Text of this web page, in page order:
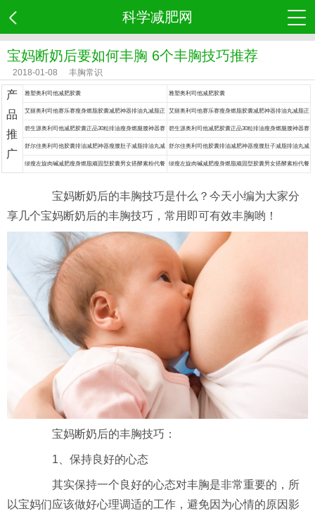
科学减肥网
宝妈断奶后要如何丰胸 6个丰胸技巧推荐
2018-01-08 丰胸常识
产
品
推
广
雅塑奥利司他减肥胶囊 雅塑奥利司他减肥胶囊
艾丽奥利司他赛乐赛瘦身燃脂胶囊减肥神器排油丸减脂正
品药
艾丽奥利司他赛乐赛瘦身燃脂胶囊减肥神器排油丸减脂正
品药
碧生源奥利司他减肥胶囊正品30粒排油瘦身燃腿腰神器赛
乐赛丸脂药
碧生源奥利司他减肥胶囊正品30粒排油瘦身燃腿腰神器赛
乐赛丸脂药
舒尔佳奥利司他胶囊排油减肥神器瘦腰肚子减脂排油丸减
肥药
舒尔佳奥利司他胶囊排油减肥神器瘦腰肚子减脂排油丸减
肥药
绿瘦左旋肉碱减肥瘦身燃脂顽固型胶囊男女搭酵素粉代餐 绿瘦左旋肉碱减肥瘦身燃脂顽固型胶囊男女搭酵素粉代餐
宝妈断奶后的丰胸技巧是什么？今天小编为大家分
享几个宝妈断奶后的丰胸技巧，常用即可有效丰胸哟！
宝妈断奶后的丰胸技巧：
1、保持良好的心态
其实保持一个良好的心态对丰胸是非常重要的，所
以宝妈们应该做好心理调适的工作，避免因为心情的原因影